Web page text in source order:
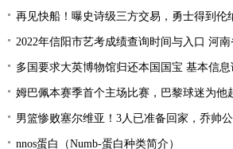
再见快船！曝史诗级三方交易，勇士得到伦
2022年信阳市艺考成绩查询时间与入口 河
多国要求大英博物馆归还本国国宝 基本信息
姆巴佩本赛季首个主场比赛，巴黎球迷为他
男篮惨败塞尔维亚！3人已准备回家，乔帅
nnos蛋白（Numb-蛋白种类简介）